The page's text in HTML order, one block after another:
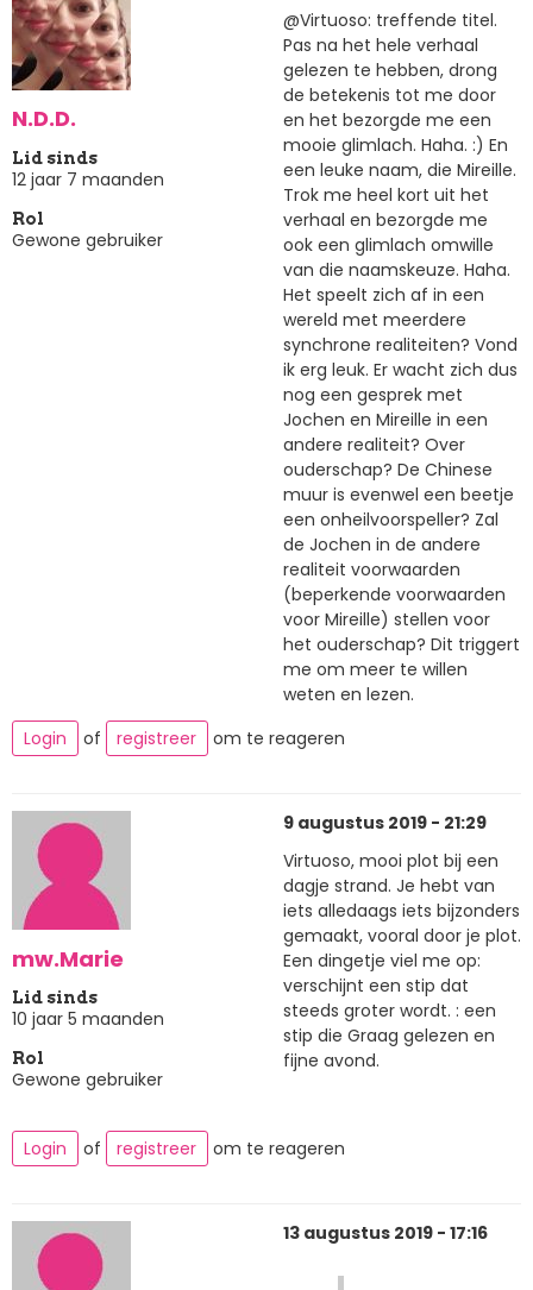
N.D.D.
Lid sinds
12 jaar 7 maanden
Rol
Gewone gebruiker
@Virtuoso: treffende titel.
Pas na het hele verhaal
gelezen te hebben, drong
de betekenis tot me door
en het bezorgde me een
mooie glimlach. Haha. :) En
een leuke naam, die Mireille.
Trok me heel kort uit het
verhaal en bezorgde me
ook een glimlach omwille
van die naamskeuze. Haha.
Het speelt zich af in een
wereld met meerdere
synchrone realiteiten? Vond
ik erg leuk. Er wacht zich dus
nog een gesprek met
Jochen en Mireille in een
andere realiteit? Over
ouderschap? De Chinese
muur is evenwel een beetje
een onheilvoorspeller? Zal
de Jochen in de andere
realiteit voorwaarden
(beperkende voorwaarden
voor Mireille) stellen voor
het ouderschap? Dit triggert
me om meer te willen
weten en lezen.
Login
of registreer om te reageren
mw.Marie
Lid sinds
10 jaar 5 maanden
Rol
Gewone gebruiker
9 augustus 2019 - 21:29
Virtuoso, mooi plot bij een
dagje strand. Je hebt van
iets alledaags iets bijzonders
gemaakt, vooral door je plot.
Een dingetje viel me op:
verschijnt een stip dat
steeds groter wordt. : een
stip die Graag gelezen en
fijne avond.
Login of registreer om te reageren
13 augustus 2019 - 17:16